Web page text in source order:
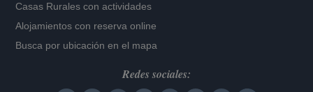
Casas Rurales con actividades
Alojamientos con reserva online
Busca por ubicación en el mapa
Redes sociales: